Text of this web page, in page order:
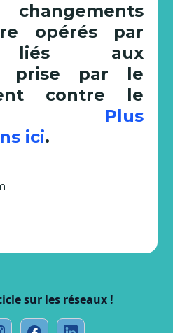
opérés par
liés aux
prise par le
contre le
19. Plus
ici.
sur les réseaux !